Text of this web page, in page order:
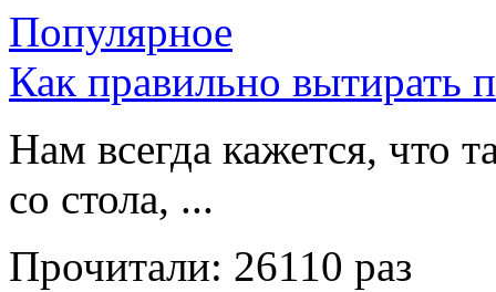
Популярное
Как правильно вытирать
Нам всегда кажется, что
со стола, ...
Прочитали: 26110 раз